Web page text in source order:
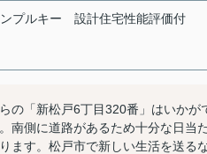
プルキー 設計住宅性能評価付
の「新松戸6丁目320番」はいかが
南側に道路があるため十分な日当
ます。松戸市で新しい生活を送る